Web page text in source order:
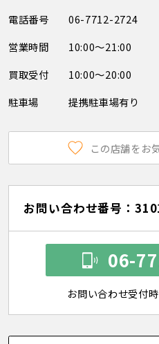
電話番号
06-7712-2724
営業時間
10:00～21:00
買取受付
10:00～20:00
駐車場
提携駐車場有り
この店舗をお
お問い合わせ番号：
06-
お問い合わせ受付